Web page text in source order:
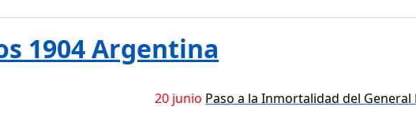
1904 Argentina
20 junio Paso a la Inmortalidad del General